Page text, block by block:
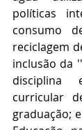
políticas
consumo
reciclagem
inclusão da
disciplina
curricular
graduação;